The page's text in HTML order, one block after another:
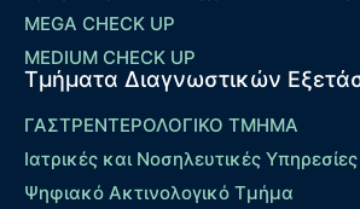
MEGA CHECK UP
MEDIUM CHECK UP
Τμήματα Διαγνωστικών
ΓΑΣΤΡΕΝΤΕΡΟΛΟΓΙΚΟ ΤΜΗΜΑ
Ιατρικές και Νοσηλευτικές Υπηρεσίες
Ψηφιακό Ακτινολογικό Τμήμα